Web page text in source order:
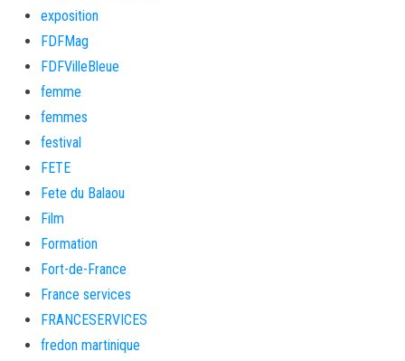
exposition
FDFMag
FDFVilleBleue
femme
femmes
festival
FETE
Fete du Balaou
Film
Formation
Fort-de-France
France services
FRANCESERVICES
fredon martinique